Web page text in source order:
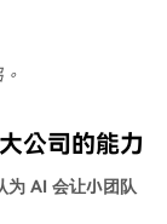
公司的能力
为 AI 会让小团队